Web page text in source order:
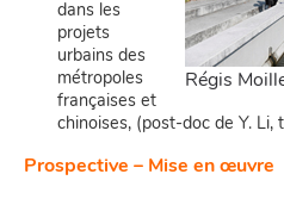
Régis
dans les
projets
urbains des
métropoles
françaises et
chinoises, (post-doc de Y. Li,
Prospective – Mise en œuvre